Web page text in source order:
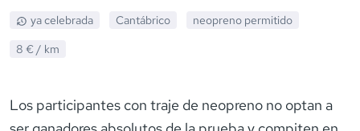
ya celebrada Cantábrico neopreno permitido
8 € / km
Los participantes con traje de neopreno no optan a